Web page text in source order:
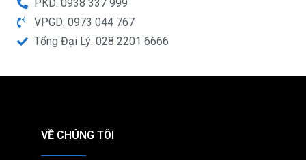
PKD: 0938 337 999
VPGD: 0973 044 767
Tổng Đại Lý: 028 2201 6666
VỀ CHÚNG TÔI